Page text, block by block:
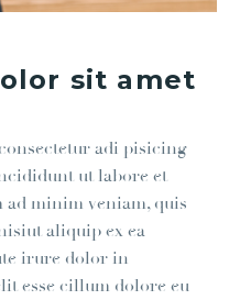
sit amet
adi pisicing
ut labore et
ad minim veniam, quis
aliquip ex ea
irure dolor in
esse cillum dolore eu